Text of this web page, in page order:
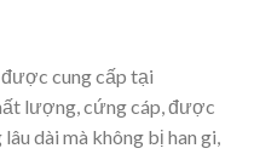
được cung cấp tại
lượng, cứng cáp, được
dài mà không bị han gi,